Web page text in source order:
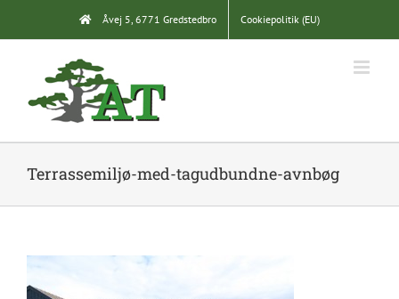
content
Åvej 5, 6771 Gredstedbro Cookiepolitik (EU)
Terrassemiljø-med-tagudbundne-avnbøg